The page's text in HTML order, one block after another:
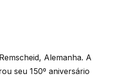
Alemanha. A
seu 150º aniversário